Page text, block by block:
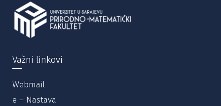
Važni linkovi
Webmail
e – Nastava